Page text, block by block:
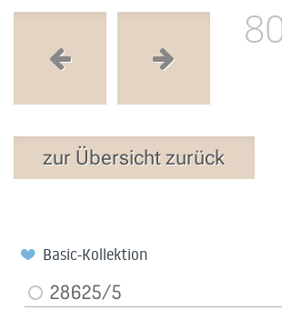
zur Übersicht zurück
Basic-Kollektion
28625/5